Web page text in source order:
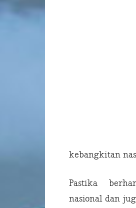
kebangkitan
Pastika
nasional dan